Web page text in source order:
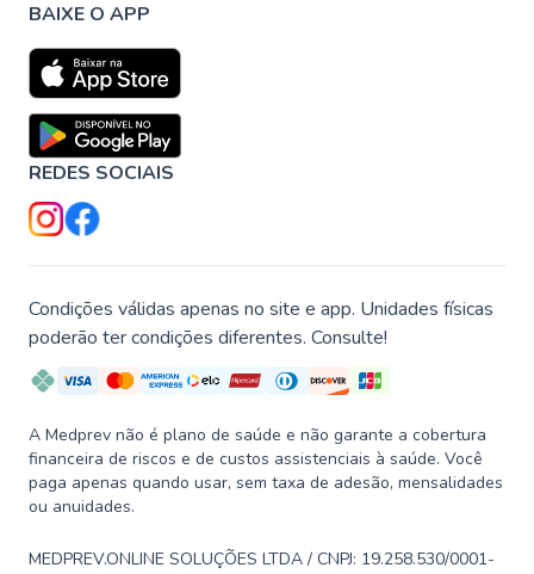
BAIXE O APP
REDES SOCIAIS
Condições válidas apenas no site e app. Unidades físicas
poderão ter condições diferentes. Consulte!
A Medprev não é plano de saúde e não garante a cobertura
financeira de riscos e de custos assistenciais à saúde. Você
paga apenas quando usar, sem taxa de adesão, mensalidades
ou anuidades.
MEDPREV.ONLINE SOLUÇÕES LTDA / CNPJ: 19.258.530/0001-